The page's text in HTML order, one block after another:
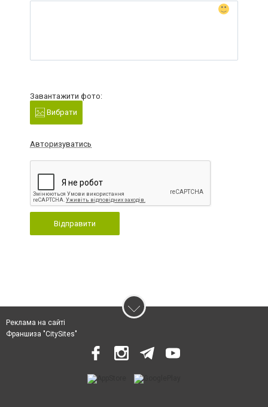
Завантажити фото:
Вибрати
Авторизуватись
Відправити
Реклама на сайті
Франшиза "CitySites"